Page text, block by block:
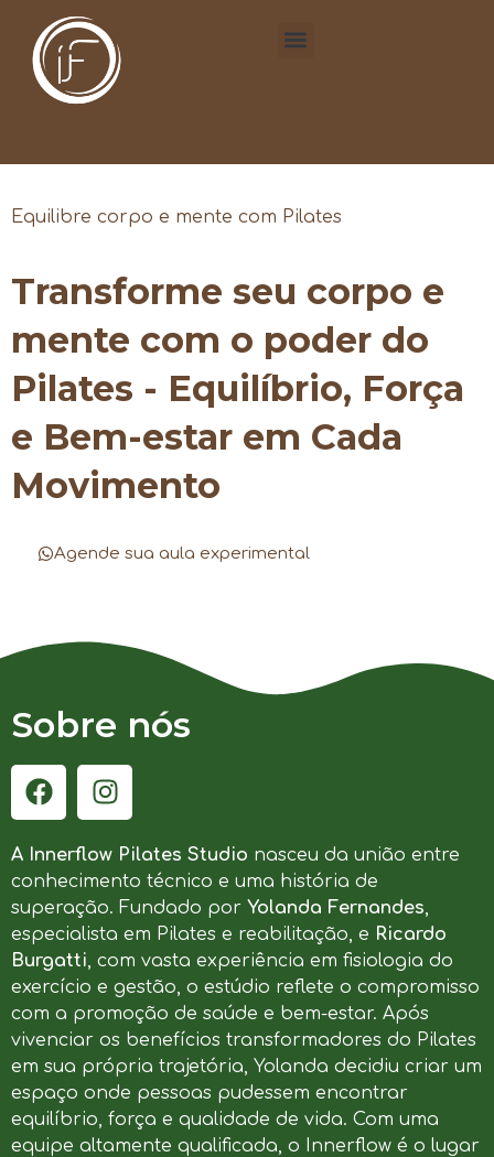
Equilibre corpo e mente com Pilates
Transforme seu corpo e
mente com o poder do
Pilates - Equilíbrio, Força
e Bem-estar em Cada
Movimento
Agende sua aula experimental
Sobre nós
A Innerflow Pilates Studio nasceu da união entre
conhecimento técnico e uma história de
superação. Fundado por Yolanda Fernandes,
especialista em Pilates e reabilitação, e Ricardo
Burgatti, com vasta experiência em fisiologia do
exercício e gestão, o estúdio reflete o compromisso
com a promoção de saúde e bem-estar. Após
vivenciar os benefícios transformadores do Pilates
em sua própria trajetória, Yolanda decidiu criar um
espaço onde pessoas pudessem encontrar
equilíbrio, força e qualidade de vida. Com uma
equipe altamente qualificada, o Innerflow é o lugar